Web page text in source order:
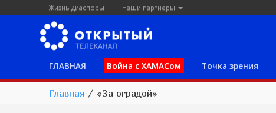
Жизнь диаспоры Наши партнеры
ГЛАВНАЯ Война с ХАМАСом Точка зрения
Главная / «За оградой»